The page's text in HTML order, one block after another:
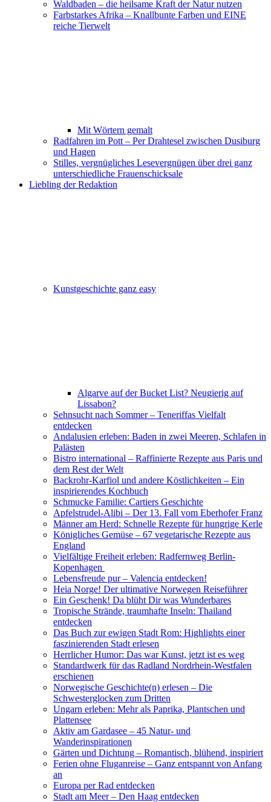
Waldbaden – die heilsame Kraft der Natur nutzen
Farbstarkes Afrika – Knallbunte Farben und EINE
reiche Tierwelt
Mit Wörtern gemalt
Radfahren im Pott – Per Drahtesel zwischen Dusiburg
und Hagen
Stilles, vergnügliches Lesevergnügen über drei ganz
unterschiedliche Frauenschicksale
Liebling der Redaktion
Kunstgeschichte ganz easy
Algarve auf der Bucket List? Neugierig auf
Lissabon?
Sehnsucht nach Sommer – Teneriffas Vielfalt
entdecken
Andalusien erleben: Baden in zwei Meeren, Schlafen in
Palästen
Bistro international – Raffinierte Rezepte aus Paris und
dem Rest der Welt
Backrohr-Karfiol und andere Köstlichkeiten – Ein
inspirierendes Kochbuch
Schmucke Familie: Cartiers Geschichte
Apfelstrudel-Alibi – Der 13. Fall vom Eberhofer Franz
Männer am Herd: Schnelle Rezepte für hungrige Kerle
Königliches Gemüse – 67 vegetarische Rezepte aus
England
Vielfältige Freiheit erleben: Radfernweg Berlin-
Kopenhagen
Lebensfreude pur – Valencia entdecken!
Heia Norge! Der ultimative Norwegen Reiseführer
Ein Geschenk! Da blüht Dir was Wunderbares
Tropische Strände, traumhafte Inseln: Thailand
entdecken
Das Buch zur ewigen Stadt Rom: Highlights einer
faszinierenden Stadt erlesen
Herrlicher Humor: Das war Kunst, jetzt ist es weg
Standardwerk für das Radland Nordrhein-Westfalen
erschienen
Norwegische Geschichte(n) erlesen – Die
Schwesterglocken zum Dritten
Ungarn erleben: Mehr als Paprika, Plantschen und
Plattensee
Aktiv am Gardasee – 45 Natur- und
Wanderinspirationen
Gärten und Dichtung – Romantisch, blühend, inspiriert
Ferien ohne Fluganreise – Ganz entspannt von Anfang
an
Europa per Rad entdecken
Stadt am Meer – Den Haag entdecken